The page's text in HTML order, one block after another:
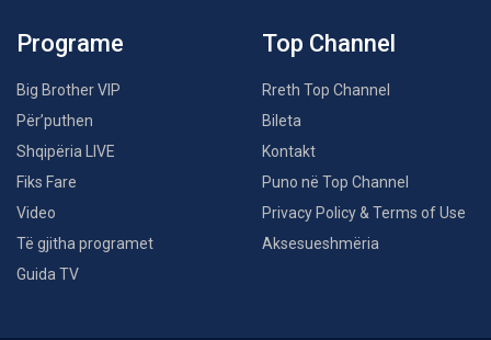
Programe
Big Brother VIP
Për’puthen
Shqipëria LIVE
Fiks Fare
Video
Të gjitha programet
Guida TV
Top Channel
Rreth Top Channel
Bileta
Kontakt
Puno në Top Channel
Privacy Policy & Terms of Use
Aksesueshmëria